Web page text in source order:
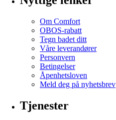
Om Comfort
OBOS-rabatt
Tegn badet ditt
Våre leverandører
Personvern
Betingelser
Åpenhetsloven
Meld deg på nyhetsbrev
Tjenester